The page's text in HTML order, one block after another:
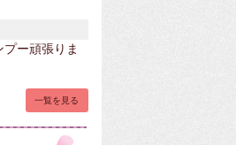
ー頑張りま
一覧を見る